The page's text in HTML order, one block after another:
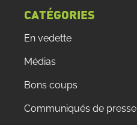
CATÉGORIES
En vedette
Médias
Bons coups
Communiqués de presse